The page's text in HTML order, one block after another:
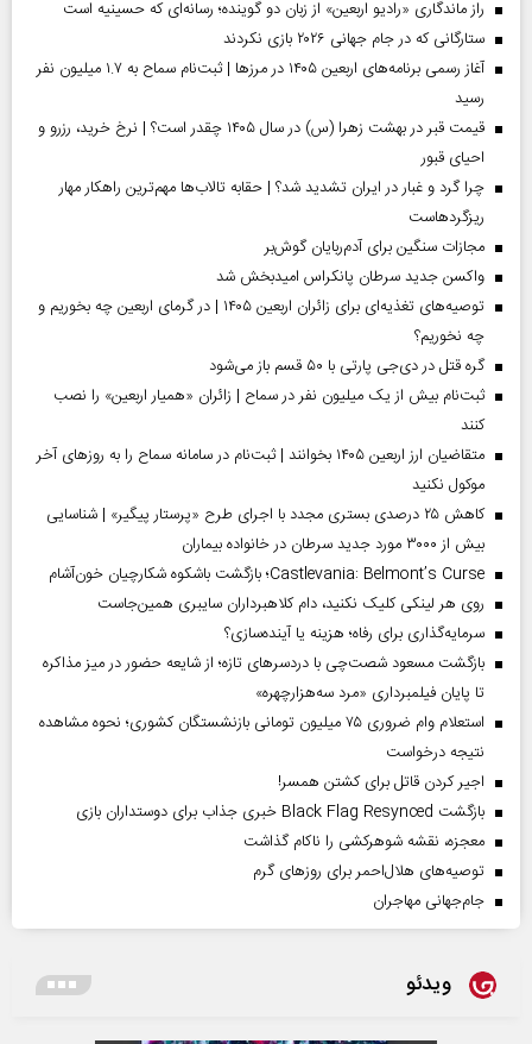
راز ماندگاری «رادیو اربعین» از زبان دو گوینده؛ رسانه‌ای که حسینیه است
ستارگانی که در جام جهانی ۲۰۲۶ بازی نکردند
آغاز رسمی برنامه‌های اربعین ۱۴۰۵ در مرز‌ها | ثبت‌نام سماح به ۱.۷ میلیون نفر
رسید
قیمت قبر در بهشت زهرا (س) در سال ۱۴۰۵ چقدر است؟ | نرخ خرید، رزرو و
احیای قبور
چرا گرد و غبار در ایران تشدید شد؟ | حقابه تالاب‌ها مهم‌ترین راهکار مهار
ریزگردهاست
مجازات سنگین برای آدم‌ربایان گوش‌بر
واکسن جدید سرطان پانکراس امیدبخش شد
توصیه‌های تغذیه‌ای برای زائران اربعین ۱۴۰۵ | در گرمای اربعین چه بخوریم و
چه نخوریم؟
گره قتل در دی‌جی پارتی با ۵۰ قسم باز می‌شود
ثبت‌نام بیش از یک میلیون نفر در سماح | زائران «همیار اربعین» را نصب
کنند
متقاضیان ارز اربعین ۱۴۰۵ بخوانند | ثبت‌نام در سامانه سماح را به روز‌های آخر
موکول نکنید
کاهش ۲۵ درصدی بستری مجدد با اجرای طرح «پرستار پیگیر» | شناسایی
بیش از ۳۰۰۰ مورد جدید سرطان در خانواده بیماران
Castlevania: Belmont’s Curse؛ بازگشت باشکوه شکارچیان خون‌آشام
روی هر لینکی کلیک نکنید، دام کلاهبرداران سایبری همین‌جاست
سرمایه‌گذاری برای رفاه؛ هزینه یا آینده‌سازی؟
بازگشت مسعود شصت‌چی با دردسر‌های تازه؛ از شایعه حضور در میز مذاکره
تا پایان فیلمبرداری «مرد سه‌هزارچهره»
استعلام وام ضروری ۷۵ میلیون تومانی بازنشستگان کشوری؛ نحوه مشاهده
نتیجه درخواست
اجیر کردن قاتل برای کشتن همسر!
بازگشت Black Flag Resynced خبری جذاب برای دوستداران بازی
معجزه، نقشه شوهرکشی را ناکام گذاشت
توصیه‌های هلال‌احمر برای روز‌های گرم
جام‌جهانی مهاجران
ویدئو